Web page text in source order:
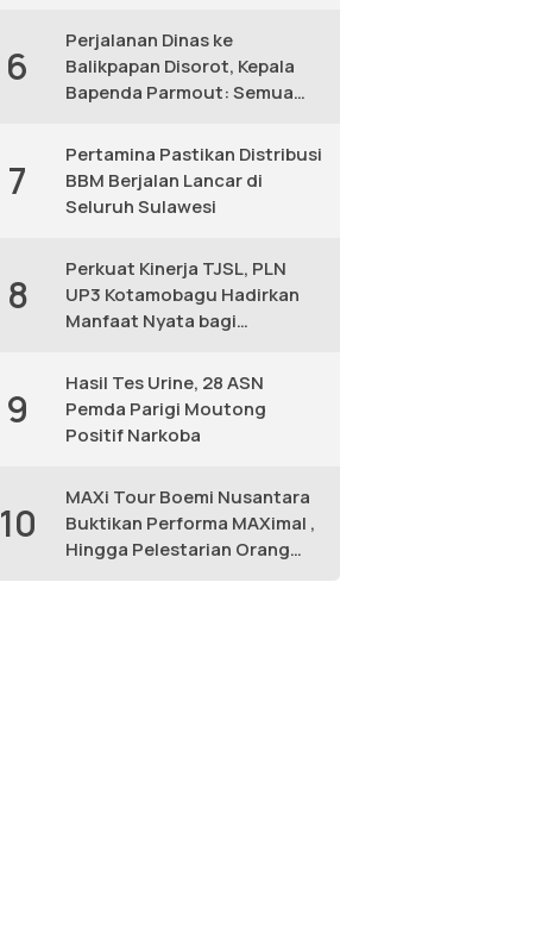
6
Perjalanan Dinas ke
Balikpapan Disorot, Kepala
Bapenda Parmout: Semua
7
Pertamina Pastikan Distribusi
BBM Berjalan Lancar di
Seluruh Sulawesi
8
Perkuat Kinerja TJSL, PLN
UP3 Kotamobagu Hadirkan
Manfaat Nyata bagi
9
Hasil Tes Urine, 28 ASN
Pemda Parigi Moutong
Positif Narkoba
10
MAXi Tour Boemi Nusantara
Buktikan Performa MAXimal ,
Hingga Pelestarian Orang